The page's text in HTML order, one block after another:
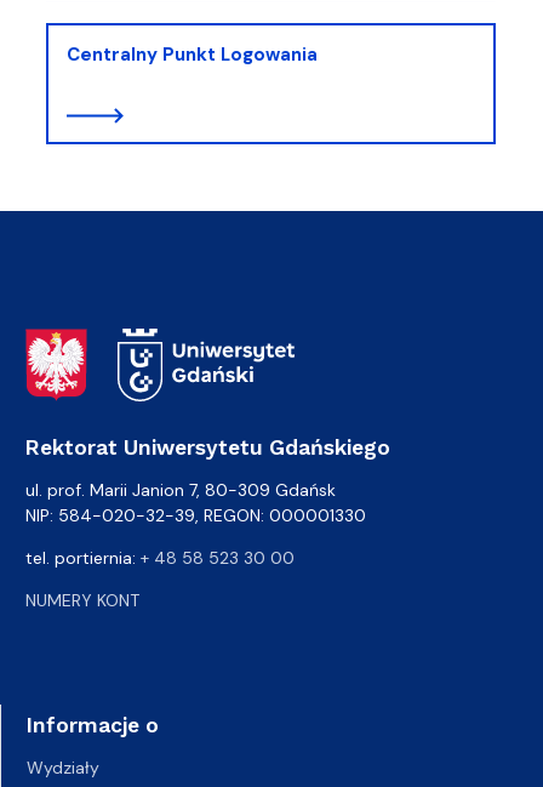
Centralny Punkt Logowania
Adres Rektoratu
Rektorat Uniwersytetu Gdańskiego
ul. prof. Marii Janion 7, 80-309 Gdańsk
NIP: 584-020-32-39, REGON: 000001330
tel. portiernia: + 48 58 523 30 00
NUMERY KONT
Informacje o
Wydziały